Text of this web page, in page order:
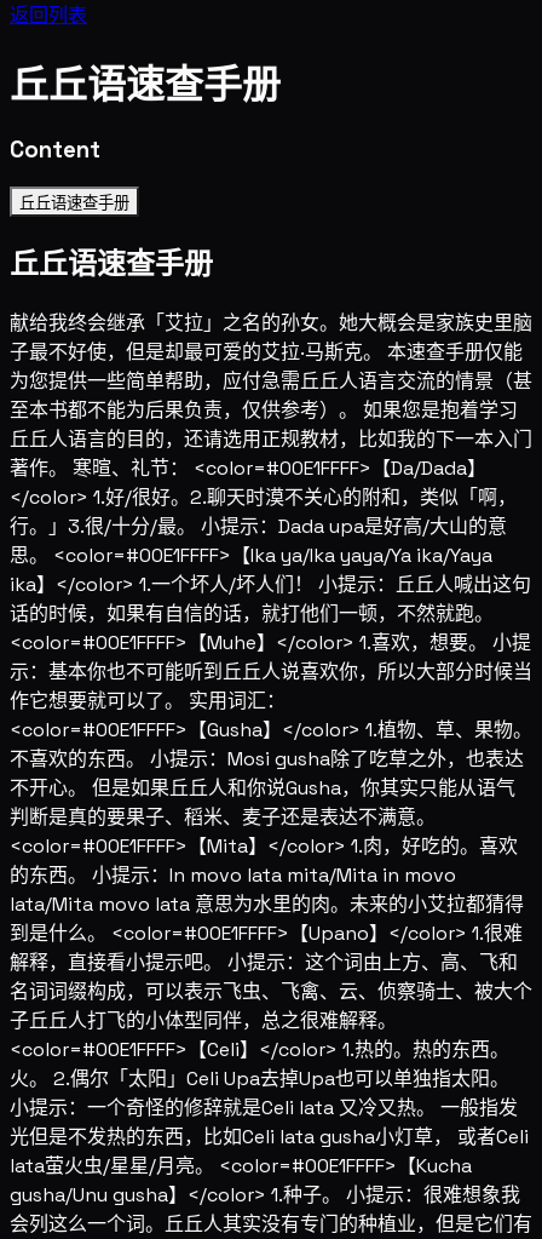
返回列表
丘丘语速查手册
Content
丘丘语速查手册
丘丘语速查手册
献给我终会继承「艾拉」之名的孙女。她大概会是家族史里脑
子最不好使，但是却最可爱的艾拉·马斯克。 本速查手册仅能
为您提供一些简单帮助，应付急需丘丘人语言交流的情景（甚
至本书都不能为后果负责，仅供参考）。 如果您是抱着学习
丘丘人语言的目的，还请选用正规教材，比如我的下一本入门
著作。 寒暄、礼节： <color=#00E1FFFF>【Da/Dada】
</color> 1.好/很好。2.聊天时漠不关心的附和，类似「啊，
行。」3.很/十分/最。 小提示：Dada upa是好高/大山的意
思。 <color=#00E1FFFF>【Ika ya/Ika yaya/Ya ika/Yaya
ika】</color> 1.一个坏人/坏人们！ 小提示：丘丘人喊出这句
话的时候，如果有自信的话，就打他们一顿，不然就跑。
<color=#00E1FFFF>【Muhe】</color> 1.喜欢，想要。 小提
示：基本你也不可能听到丘丘人说喜欢你，所以大部分时候当
作它想要就可以了。 实用词汇：
<color=#00E1FFFF>【Gusha】</color> 1.植物、草、果物。
不喜欢的东西。 小提示：Mosi gusha除了吃草之外，也表达
不开心。 但是如果丘丘人和你说Gusha，你其实只能从语气
判断是真的要果子、稻米、麦子还是表达不满意。
<color=#00E1FFFF>【Mita】</color> 1.肉，好吃的。喜欢
的东西。 小提示：In movo lata mita/Mita in movo
lata/Mita movo lata 意思为水里的肉。未来的小艾拉都猜得
到是什么。 <color=#00E1FFFF>【Upano】</color> 1.很难
解释，直接看小提示吧。 小提示：这个词由上方、高、飞和
名词词缀构成，可以表示飞虫、飞禽、云、侦察骑士、被大个
子丘丘人打飞的小体型同伴，总之很难解释。
<color=#00E1FFFF>【Celi】</color> 1.热的。热的东西。
火。 2.偶尔「太阳」Celi Upa去掉Upa也可以单独指太阳。
小提示：一个奇怪的修辞就是Celi lata 又冷又热。 一般指发
光但是不发热的东西，比如Celi lata gusha小灯草， 或者Celi
lata萤火虫/星星/月亮。 <color=#00E1FFFF>【Kucha
gusha/Unu gusha】</color> 1.种子。 小提示：很难想象我
会列这么一个词。丘丘人其实没有专门的种植业，但是它们有